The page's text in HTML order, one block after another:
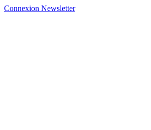
Connexion Newsletter